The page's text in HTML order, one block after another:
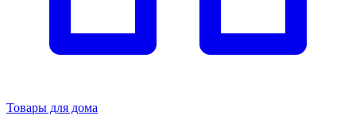
Товары для дома